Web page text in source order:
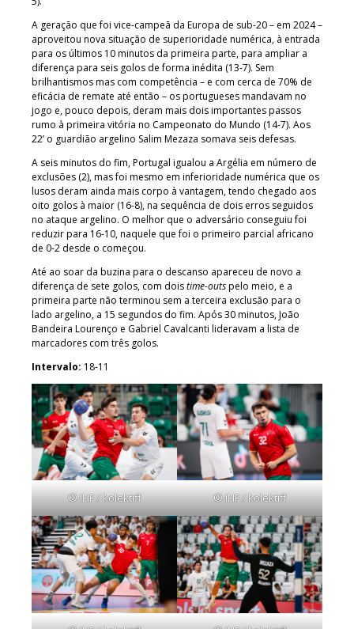
A geração que foi vice-campeã da Europa de sub-20 – em 2024 –
aproveitou nova situação de superioridade numérica, à entrada
para os últimos 10 minutos da primeira parte, para ampliar a
diferença para seis golos de forma inédita (13-7). Sem
brilhantismos mas com competência – e com cerca de 70% de
eficácia de remate até então – os portugueses mandavam no
jogo e, pouco depois, deram mais dois importantes passos
rumo à primeira vitória no Campeonato do Mundo (14-7). Aos
22’ o guardião argelino Salim Mezaza somava seis defesas.
A seis minutos do fim, Portugal igualou a Argélia em número de
exclusões (2), mas foi mesmo em inferioridade numérica que os
lusos deram ainda mais corpo à vantagem, tendo chegado aos
oito golos à maior (16-8), na sequência de dois erros seguidos
no ataque argelino. O melhor que o adversário conseguiu foi
reduzir para 16-10, naquele que foi o primeiro parcial africano
de 0-2 desde o começou.
Até ao soar da buzina para o descanso apareceu de novo a
diferença de sete golos, com doistime-outspelo meio, e a
primeira parte não terminou sem a terceira exclusão para o
lado argelino, a 15 segundos do fim. Após 30 minutos, João
Bandeira Lourenço e Gabriel Cavalcanti lideravam a lista de
marcadores com três golos.
Intervalo: 18-11
© IHF / kolektiff © IHF / kolektiff